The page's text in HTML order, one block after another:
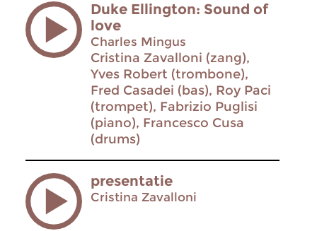
Duke Ellington: Sound of
love
Charles Mingus
Cristina Zavalloni (zang),
Yves Robert (trombone),
Fred Casadei (bas), Roy Paci
(trompet), Fabrizio Puglisi
(piano), Francesco Cusa
(drums)
presentatie
Cristina Zavalloni